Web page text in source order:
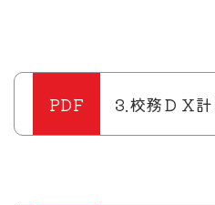
3.校務ＤＸ